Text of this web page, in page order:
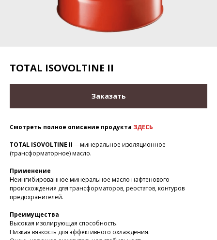
TOTAL ISOVOLTINE II
Заказать
Смотреть полное описание продукта ЗДЕСЬ
TOTAL ISOVOLTINE II —минеральное изоляционное
(трансформаторное) масло.
Применение
Неингибированное минеральное масло нафтенового
происхождения для трансформаторов, реостатов, контуров
предохранителей.
Преимущества
Высокая изолирующая способность.
Низкая вязкость для эффективного охлаждения.